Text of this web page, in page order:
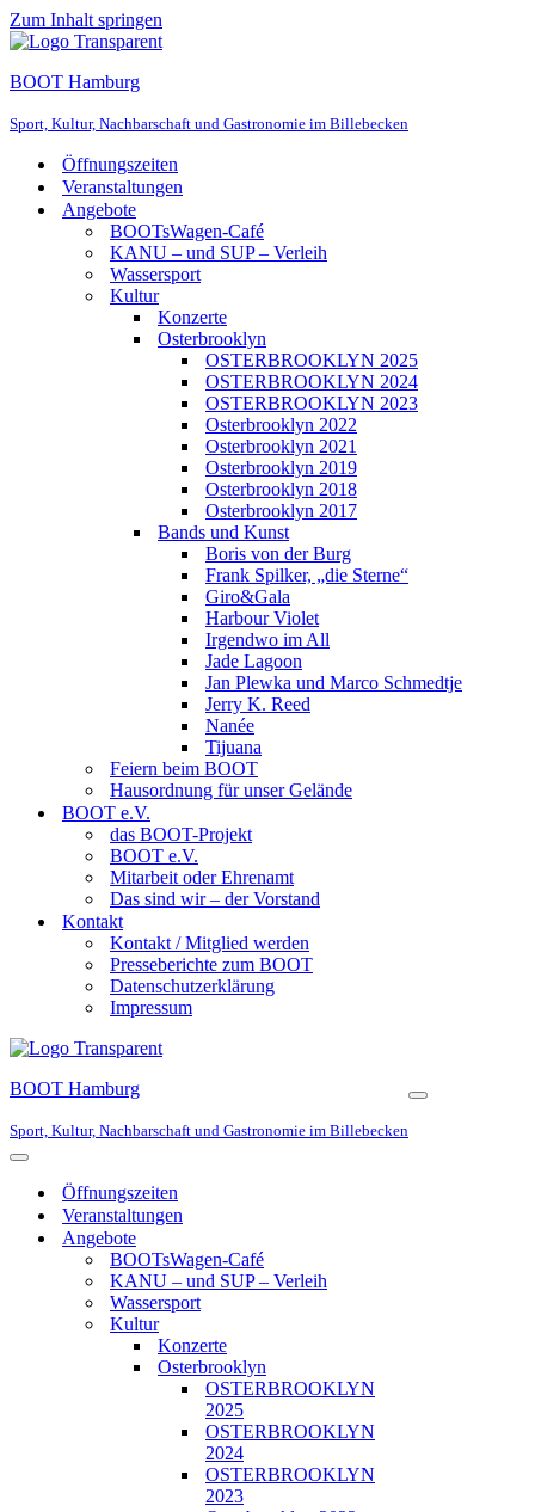
Zum Inhalt springen
BOOT Hamburg
Sport, Kultur, Nachbarschaft und Gastronomie im Billebecken
Öffnungszeiten
Veranstaltungen
Angebote
BOOTsWagen-Café
KANU – und SUP – Verleih
Wassersport
Kultur
Konzerte
Osterbrooklyn
OSTERBROOKLYN 2025
OSTERBROOKLYN 2024
OSTERBROOKLYN 2023
Osterbrooklyn 2022
Osterbrooklyn 2021
Osterbrooklyn 2019
Osterbrooklyn 2018
Osterbrooklyn 2017
Bands und Kunst
Boris von der Burg
Frank Spilker, „die Sterne“
Giro&Gala
Harbour Violet
Irgendwo im All
Jade Lagoon
Jan Plewka und Marco Schmedtje
Jerry K. Reed
Nanée
Tijuana
Feiern beim BOOT
Hausordnung für unser Gelände
BOOT e.V.
das BOOT-Projekt
BOOT e.V.
Mitarbeit oder Ehrenamt
Das sind wir – der Vorstand
Kontakt
Kontakt / Mitglied werden
Presseberichte zum BOOT
Datenschutzerklärung
Impressum
BOOT Hamburg
Sport, Kultur, Nachbarschaft und Gastronomie im Billebecken
Navigationsmenü
Navigationsmenü
Öffnungszeiten
Veranstaltungen
Angebote
BOOTsWagen-Café
KANU – und SUP – Verleih
Wassersport
Kultur
Konzerte
Osterbrooklyn
OSTERBROOKLYN
2025
OSTERBROOKLYN
2024
OSTERBROOKLYN
2023